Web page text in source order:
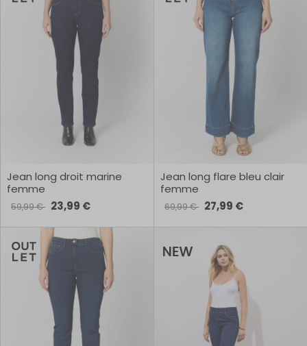
Jean long droit marine
femme
59,99 € 23,99 €
Jean long flare bleu clair
femme
69,99 € 27,99 €